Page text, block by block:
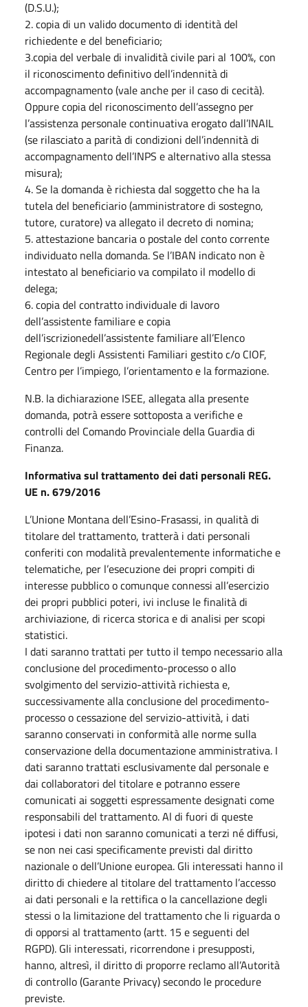
(D.S.U.);
2. copia di un valido documento di identità del
richiedente e del beneficiario;
3.copia del verbale di invalidità civile pari al 100%, con
il riconoscimento definitivo dell’indennità di
accompagnamento (vale anche per il caso di cecità).
Oppure copia del riconoscimento dell’assegno per
l’assistenza personale continuativa erogato dall’INAIL
(se rilasciato a parità di condizioni dell’indennità di
accompagnamento dell’INPS e alternativo alla stessa
misura);
4. Se la domanda è richiesta dal soggetto che ha la
tutela del beneficiario (amministratore di sostegno,
tutore, curatore) va allegato il decreto di nomina;
5. attestazione bancaria o postale del conto corrente
individuato nella domanda. Se l’IBAN indicato non è
intestato al beneficiario va compilato il modello di
delega;
6. copia del contratto individuale di lavoro
dell’assistente familiare e copia
dell’iscrizionedell’assistente familiare all’Elenco
Regionale degli Assistenti Familiari gestito c/o CIOF,
Centro per l’impiego, l’orientamento e la formazione.
N.B. la dichiarazione ISEE, allegata alla presente
domanda, potrà essere sottoposta a verifiche e
controlli del Comando Provinciale della Guardia di
Finanza.
Informativa sul trattamento dei dati personali REG.
UE n. 679/2016
L’Unione Montana dell’Esino-Frasassi, in qualità di
titolare del trattamento, tratterà i dati personali
conferiti con modalità prevalentemente informatiche e
telematiche, per l’esecuzione dei propri compiti di
interesse pubblico o comunque connessi all’esercizio
dei propri pubblici poteri, ivi incluse le finalità di
archiviazione, di ricerca storica e di analisi per scopi
statistici.
I dati saranno trattati per tutto il tempo necessario alla
conclusione del procedimento-processo o allo
svolgimento del servizio-attività richiesta e,
successivamente alla conclusione del procedimento-
processo o cessazione del servizio-attività, i dati
saranno conservati in conformità alle norme sulla
conservazione della documentazione amministrativa. I
dati saranno trattati esclusivamente dal personale e
dai collaboratori del titolare e potranno essere
comunicati ai soggetti espressamente designati come
responsabili del trattamento. Al di fuori di queste
ipotesi i dati non saranno comunicati a terzi né diffusi,
se non nei casi specificamente previsti dal diritto
nazionale o dell’Unione europea. Gli interessati hanno il
diritto di chiedere al titolare del trattamento l’accesso
ai dati personali e la rettifica o la cancellazione degli
stessi o la limitazione del trattamento che li riguarda o
di opporsi al trattamento (artt. 15 e seguenti del
RGPD). Gli interessati, ricorrendone i presupposti,
hanno, altresì, il diritto di proporre reclamo all’Autorità
di controllo (Garante Privacy) secondo le procedure
previste.